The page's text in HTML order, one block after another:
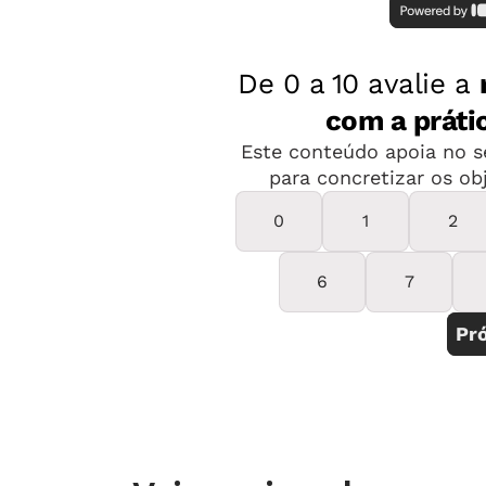
conhecimentos prévios dos alunos
Durante a discussão entre os
estão resolvendo a questão,
que os alunos façam a atividade
Após a discussão nos grupos, o
alunos, solicitando que cada grupo
utilizou. O professor então anotará
seguida discutirá com a classe qual